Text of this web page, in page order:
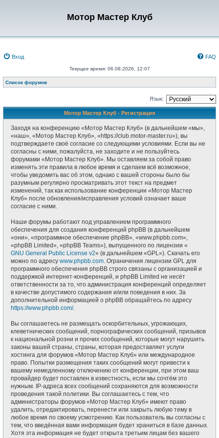
Мотор Мастер Клуб
Вход FAQ
Текущее время: 06.08.2026, 12:07
Список форумов
Язык:
Мотор Мастер Клуб - Регистрация
Заходя на конференцию «Мотор Мастер Клуб» (в дальнейшем «мы»,
«наш», «Мотор Мастер Клуб», «https://club.motor-master.ru»), вы
подтверждаете своё согласие со следующими условиями. Если вы не
согласны с ними, пожалуйста, не заходите и не пользуйтесь
форумами «Мотор Мастер Клуб». Мы оставляем за собой право
изменять эти правила в любое время и сделаем всё возможное,
чтобы уведомить вас об этом, однако с вашей стороны было бы
разумным регулярно просматривать этот текст на предмет
изменений, так как использование конференции «Мотор Мастер
Клуб» после обновления/исправления условий означает ваше
согласие с ними.
Наши форумы работают под управлением программного
обеспечения для создания конференций phpBB (в дальнейшем
«они», «программное обеспечение phpBB», «www.phpbb.com»,
«phpBB Limited», «phpBB Teams»), выпущенного по лицензии «
GNU General Public License v2» (в дальнейшем «GPL»). Скачать его
можно по адресу www.phpbb.com . Ограничения лицензии GPL для
программного обеспечения phpBB строго связаны с организацией и
поддержкой интернет-конференций, и phpBB Limited не несёт
ответственности за то, что администрация конференций определяет
в качестве допустимого содержания и/или поведения в них. За
дополнительной информацией о phpBB обращайтесь по адресу
https://www.phpbb.com/.
Вы соглашаетесь не размещать оскорбительных, угрожающих,
клеветнических сообщений, порнографических сообщений, призывов
к национальной розни и прочих сообщений, которые могут нарушить
законы вашей страны, страны, которая предоставляет услуги
хостинга для форумов «Мотор Мастер Клуб» или международное
право. Попытки размещения таких сообщений могут привести к
вашему немедленному отключению от конференции, при этом ваш
провайдер будет поставлен в известность, если мы сочтём это
нужным. IP-адреса всех сообщений сохраняются для возможности
проведения такой политики. Вы соглашаетесь с тем, что
администраторы форумов «Мотор Мастер Клуб» имеют право
удалить, отредактировать, перенести или закрыть любую тему в
любое время по своему усмотрению. Как пользователь вы согласны с
тем, что введённая вами информация будет храниться в базе данных.
Хотя эта информация не будет открыта третьим лицам без вашего